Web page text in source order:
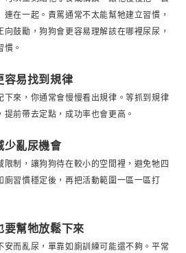
在一起。責罵通常不太能幫牠建立習慣，
鼓勵，狗狗會更容易理解該在哪裡尿尿，
慣。
容易找到規律
下來，你通常會慢慢看出規律。等抓到規律
前帶去定點，成功率也會更高。
少亂尿機會
限制，讓狗狗待在較小的空間裡，避免牠四
習慣穩定後，再把活動範圍一區一區打
要幫牠放鬆下來
安而亂尿，單靠如廁訓練可能還不夠。平常